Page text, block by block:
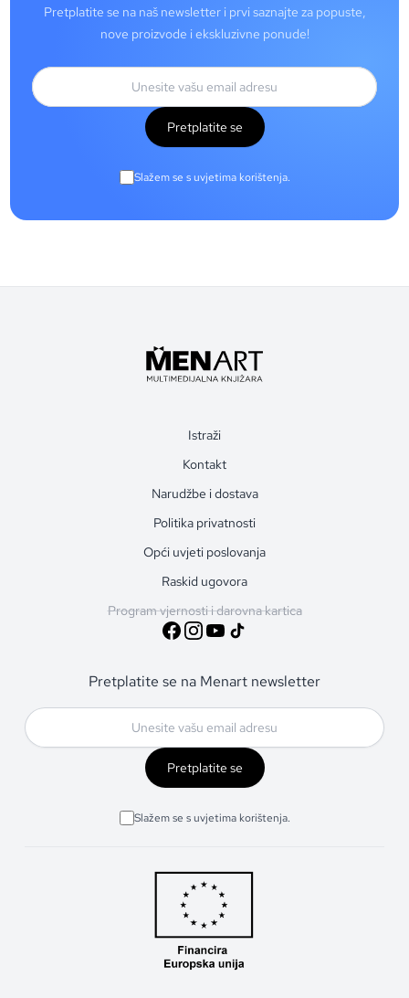
Pretplatite se na naš newsletter i prvi saznajte za popuste,
nove proizvode i ekskluzivne ponude!
Pretplatite se
Slažem se s uvjetima korištenja.
Istraži
Kontakt
Narudžbe i dostava
Politika privatnosti
Opći uvjeti poslovanja
Raskid ugovora
Program vjernosti i darovna kartica
Pretplatite se na Menart newsletter
Pretplatite se
Slažem se s uvjetima korištenja.